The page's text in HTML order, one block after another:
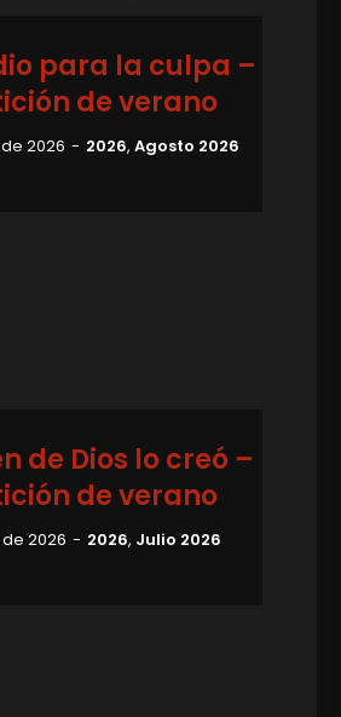
para la culpa –
de verano
2026 2026, Agosto 2026
de Dios lo creó –
de verano
2026 2026, Julio 2026